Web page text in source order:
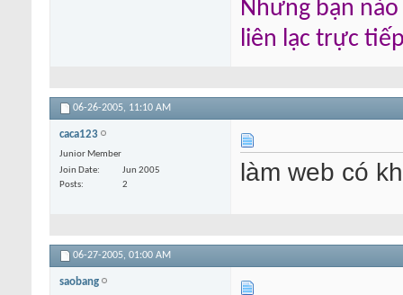
Những bạn
liên lạc trực
06-26-2005, 11:10 AM
caca123
Junior Member
Join Date
Jun 2005
Posts
2 làm web có
06-27-2005, 01:00 AM
saobang